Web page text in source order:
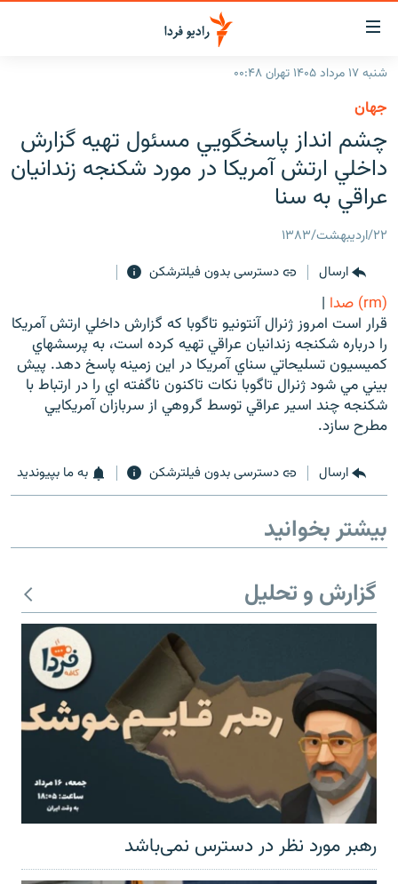
لینک‌های
قابلیت
دسترسی
بازگشت
منوی
اصلی
رفتن
صفحه
ایران
جهان
رادیو
پادکست
گزارش‌های تصویری
گزارش‌های ویدئویی
زنان فردا
English
به ما بپیوندید
زبان‌های دیگر
شنبه ۱۷ مرداد ۱۴۰۵ تهران ۰۰:۴۸
جهان
چشم انداز پاسخگويي مسئول تهيه گزارش
داخلي ارتش آمريکا در مورد شکنجه زندانيان
عراقي به سنا
۲۲/اردیبهشت/۱۳۸۳
ارسال
دسترسی بدون فیلترشکن
(rm) صدا
|
قرار است امروز ژنرال آنتونيو تاگوبا كه گزارش داخلي ارتش آمريكا
را درباره شكنجه زندانيان عراقي تهيه كرده است، به پرسشهاي
كميسيون تسليحاتي سناي آمريكا در اين زمينه پاسخ دهد. پيش
بيني مي شود ژنرال تاگوبا نكات تاكنون ناگفته اي را در ارتباط با
شكنجه چند اسير عراقي توسط گروهي از سربازان آمريكايي
مطرح سازد.
ارسال دسترسی بدون فیلترشکن به ما بپیوندید
بیشتر بخوانید
گزارش و تحلیل
رهبر مورد نظر در دسترس نمی‌باشد